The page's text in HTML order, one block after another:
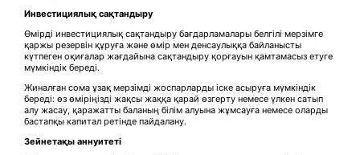
Инвестициялық сақтандыру
Өмірді инвестициялық сақтандыру бағдарламалары белгілі мерзімге
қаржы резервін құруға және өмір мен денсаулыққа байланысты
күтпеген оқиғалар жағдайына сақтандыру қорғауын қамтамасыз етуге
мүмкіндік береді.
Жиналған сома ұзақ мерзімді жоспарларды іске асыруға мүмкіндік
береді: өз өміріңізді жақсы жаққа қарай өзгерту немесе үлкен сатып
алу жасау, қаражатты баланың білім алуына жұмсауға немесе оларды
бастапқы капитал ретінде пайдалану.
Зейнетақы аннуитеті